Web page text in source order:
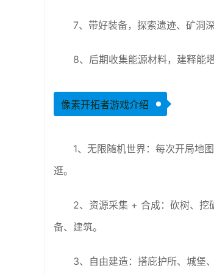
7、带好装备，探索遗迹、矿洞
8、后期收集能源材料，建释能
像素开拓者游戏介绍
1、无限随机世界：每次开局地
逛。
2、资源采集 + 合成：砍树、挖
备、建筑。
3、自由建造：搭庇护所、城堡